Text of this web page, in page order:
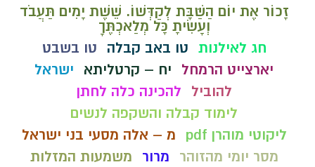
זָכוֹר אֶת יוֹם הַשַּׁבָּת לְקַדְּשׁוֹ. שֵׁשֶׁת יָמִים תַּעֲבֹד
וְעָשִׂיתָ כָּל מְלַאכְתֶּךָ
חג לאילנות טו באב קבלה
טו בשבט
יארצייט הרמחל
יח – קרטליתא
ישראל
להוביל
להכינה כלה לחתן
לימוד קבלה והשקפה לנשים
ליקוטי מוהרן pdf
מ – אלה מסעי בני ישראל
מסר יומי מהזוהר
מרור
משמעות המזלות